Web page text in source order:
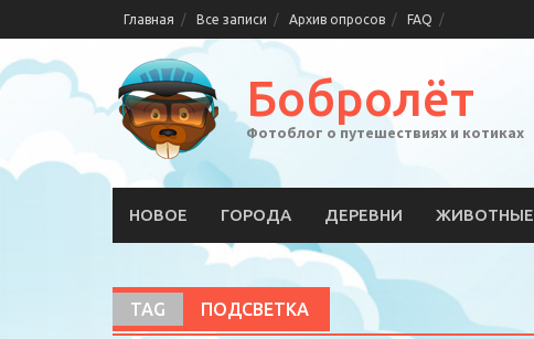
to
content
Главная Все записи Архив опросов FAQ
Бобролёт
Фотоблог о путешествиях и котиках
НОВОЕ ГОРОДА ДЕРЕВНИ ЖИВОТНЫЕ
TAG ПОДСВЕТКА